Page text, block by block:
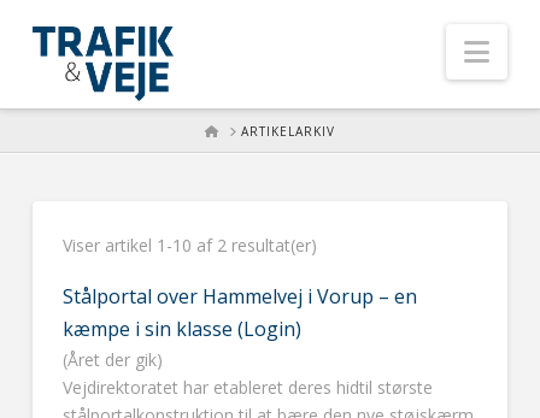
HOMEARTIKELARKIV
Viser artikel 1-10 af 2 resultat(er)
Stålportal over Hammelvej i Vorup – en
kæmpe i sin klasse (Login)
(Året der gik)
Vejdirektoratet har etableret deres hidtil største